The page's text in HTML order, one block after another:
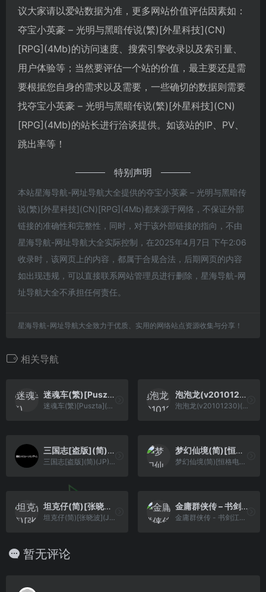
议大家请以爱站数据为准，更多网站价值评估因素如：
夺宝小英豪 – 光明与黑暗传说(繁)[外星科技](CN)
[RPG](4Mb)的访问速度、搜索引擎收录以及索引量、
用户体验等；当然要评估一个站的价值，最主要还是需
要根据您自身的需求以及需要，一些确切的数据则需要
找夺宝小英豪 – 光明与黑暗传说(繁)[外星科技](CN)
[RPG](4Mb)的站长进行洽谈提供。如该站的IP、PV、
跳出率等！
特别声明
本站星海导航-网址导航大全提供的夺宝小英豪 – 光明与黑暗传
说(繁)[外星科技](CN)[RPG](4Mb)都来源于网络，不保证外部
链接的准确性和完整性，同时，对于该外部链接的指向，不由
星海导航-网址导航大全实际控制，在2025年4月7日 下午2:06
收录时，该网页上的内容，都属于合规合法，后期网页的内容
如出现违规，可以直接联系网站管理员进行删除，星海导航-网
址导航大全不承担任何责任。
星海导航-网址导航大全致力于优质、实用的网络站点资源收集与分享！
相关导航
迷魂车(繁)[Puszta](CN)[ACT](0.75Mb)
迷魂车(繁)[Puszta](CN)[ACT](0.75Mb)
泡泡龙(v20101230)(繁)[Nokoh](US)[ACT](1.43Mb)
泡泡龙(v20101230)(繁)[Nokoh](US)[ACT](1.43Mb)
三国志[盗版](简)(JP)(64Mb)
三国志[盗版](简)(JP)(64Mb)
梦幻仙境(简)[恒格电子](CN)[RPG](8Mb)
梦幻仙境(简)[恒格电子](CN)[RPG](8Mb)
坦克仔(简)[张晓波](JP)[STG](0.18Mb)
坦克仔(简)[张晓波](JP)[STG](0.18Mb)
金庸群侠传 – 书剑江山(简)[南晶科技](CN)[RPG](16Mb)
金庸群侠传 - 书剑江山(简)[南晶科技](CN)[RPG](16Mb)
暂无评论